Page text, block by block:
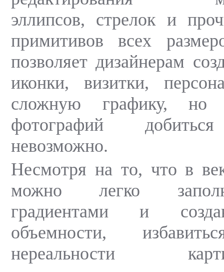
эллипсов, стрелок и
примитивов всех
позволяет дизайнерам
иконки, визитки,
сложную графику, но
фотографий
невозможно.
Несмотря на то, что в
можно легко
градиентами и
объемности,
нереальности